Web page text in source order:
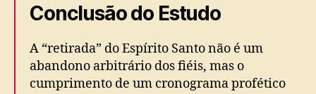
Conclusão do Estudo
A “retirada” do Espírito Santo não é um
abandono arbitrário dos fiéis, mas o
cumprimento de um cronograma profético